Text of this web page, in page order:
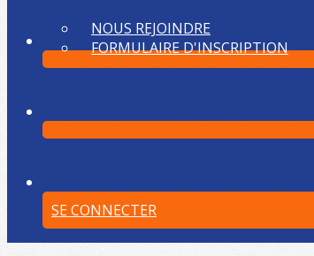
NOUS REJOINDRE
FORMULAIRE D'INSCRIPTION
SE CONNECTER